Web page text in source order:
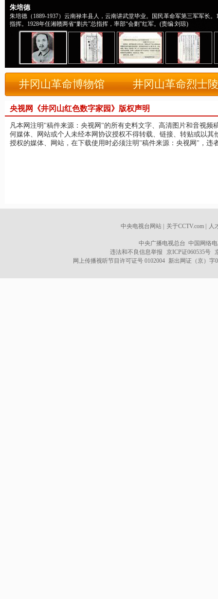
朱培德
朱培德（1889-1937）云南禄丰县人，云南讲武堂毕业。国民革命军第三军军长
指挥。1928年任湘赣两省“剿共”总指挥，率部“会剿”红军。(责编:刘琼)
井冈山革命博物馆 井冈山革命烈士
央视网《井冈山红色数字家园》版权声明
凡本网注明"稿件来源：央视网"的所有史料文字、高清图片和音视频
何媒体、网站或个人未经本网协议授权不得转载、链接、转贴或以其
授权的媒体、网站，在下载使用时必须注明"稿件来源：央视网"，违
中央电视台网站 关于CCTV.com 人
中央广播电视总台 中国网络
违法和不良信息举报
京ICP证060535号
网上传播视听节目许可证号 0102004 新出网证（京）